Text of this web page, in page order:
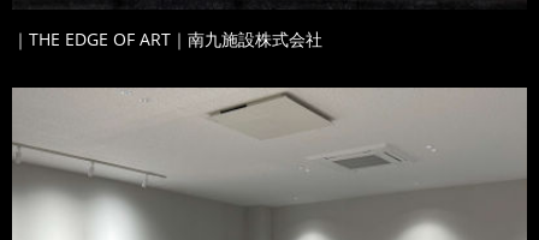
｜THE EDGE OF ART｜南九施設株式会社